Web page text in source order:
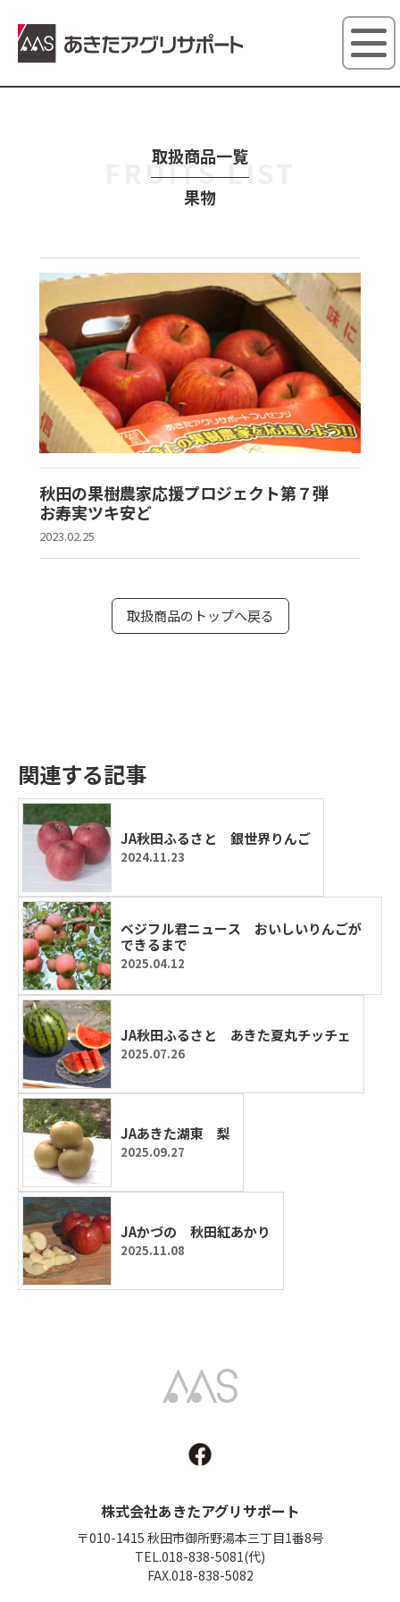
あきたア
取扱商品一覧
果物
FRUITS LIST
秋田の果樹農家応援プロジェクト第７弾
お寿実ツキ安ど
2023.02.25
取扱商品のトップへ戻る
関連する記事
JA秋田ふるさと 銀世界りんご
2024.11.23
ベジフル君ニュース おいしいりんごが
できるまで
2025.04.12
JA秋田ふるさと あきた夏丸チッチェ
2025.07.26
JAあきた湖東 梨
2025.09.27
JAかづの 秋田紅あかり
2025.11.08
株式会社あきたアグリサポート
〒010-1415 秋田市御所野湯本三丁目1番8号
TEL.018-838-5081(代)
FAX.018-838-5082